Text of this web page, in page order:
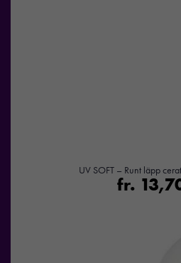
UV SOFT – Runt läpp
fr.